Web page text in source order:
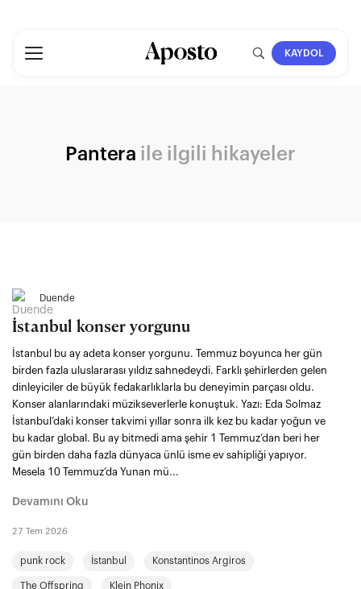
KAYDOL
Pantera ile ilgili hikayeler
Duende
İstanbul konser yorgunu
İstanbul bu ay adeta konser yorgunu. Temmuz boyunca her gün
birden fazla uluslararası yıldız sahnedeydi. Farklı şehirlerden gelen
dinleyiciler de büyük fedakarlıklarla bu deneyimin parçası oldu.
Konser alanlarındaki müzikseverlerle konuştuk. Yazı: Eda Solmaz
İstanbul’daki konser takvimi yıllar sonra ilk kez bu kadar yoğun ve
bu kadar global. Bu ay bitmedi ama şehir 1 Temmuz’dan beri her
gün birden daha fazla dünyaca ünlü isme ev sahipliği yapıyor.
Mesela 10 Temmuz’da Yunan mü...
Devamını Oku
27 Tem 2026
punk rock İstanbul Konstantinos Argiros
The Offspring Klein Phonix